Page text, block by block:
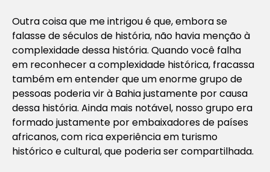
Outra coisa que me intrigou é que, embora se
falasse de séculos de história, não havia menção à
complexidade dessa história. Quando você falha
em reconhecer a complexidade histórica, fracassa
também em entender que um enorme grupo de
pessoas poderia vir à Bahia justamente por causa
dessa história. Ainda mais notável, nosso grupo era
formado justamente por embaixadores de países
africanos, com rica experiência em turismo
histórico e cultural, que poderia ser compartilhada.